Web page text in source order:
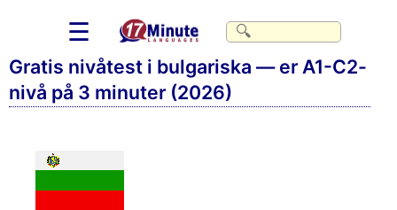
☰
Gratis nivåtest i bulgariska — er A1-C2-
nivå på 3 minuter (2026)